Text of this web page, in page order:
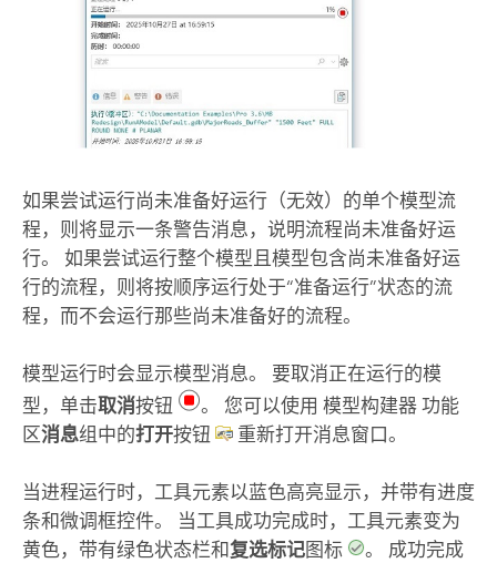
如果尝试运行尚未准备好运行（无效）的单个模型流
程，则将显示一条警告消息，说明流程尚未准备好运
行。 如果尝试运行整个模型且模型包含尚未准备好运
行的流程，则将按顺序运行处于“准备运行”状态的流
程，而不会运行那些尚未准备好的流程。
模型运行时会显示模型消息。 要取消正在运行的模
型，单击取消按钮 。 您可以使用 模型构建器功能
区消息组中的打开按钮 重新打开消息窗口。
当进程运行时，工具元素以蓝色高亮显示，并带有进度
条和微调框控件。 当工具成功完成时，工具元素变为
黄色，带有绿色状态栏和 复选标记图标
。 成功完成